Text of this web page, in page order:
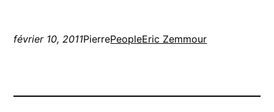
février 10, 2011PierrePeopleEric Zemmour